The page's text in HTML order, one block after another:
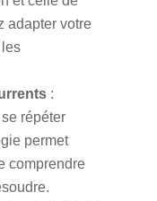
adapter votre
les
:
répéter
permet
comprendre